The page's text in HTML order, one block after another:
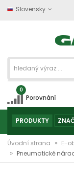
Slovensky
0
Porovnání
PRODUKTY
Úvodní strana » E-
» Pneumatické